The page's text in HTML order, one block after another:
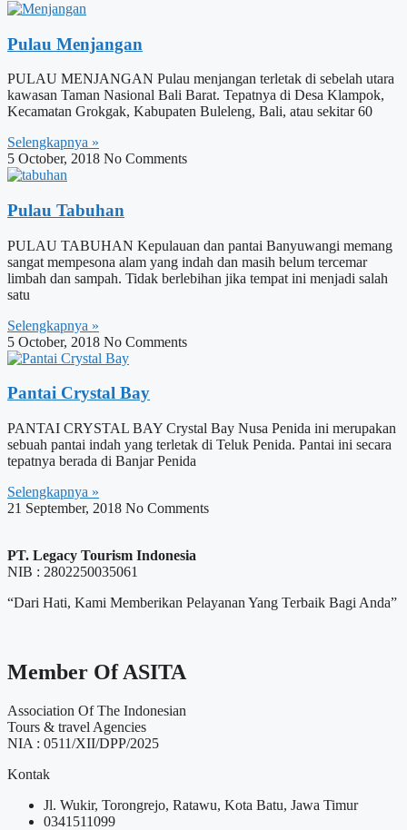
Pulau Menjangan
PULAU MENJANGAN Pulau menjangan terletak di sebelah utara
kawasan Taman Nasional Bali Barat. Tepatnya di Desa Klampok,
Kecamatan Grokgak, Kabupaten Buleleng, Bali, atau sekitar 60
Selengkapnya »
5 October, 2018 No Comments
Pulau Tabuhan
PULAU TABUHAN Kepulauan dan pantai Banyuwangi memang
sangat mempesona alam yang indah dan masih belum tercemar
limbah dan sampah. Tidak berlebihan jika tempat ini menjadi salah
satu
Selengkapnya »
5 October, 2018 No Comments
Pantai Crystal Bay
PANTAI CRYSTAL BAY Crystal Bay Nusa Penida ini merupakan
sebuah pantai indah yang terletak di Teluk Penida. Pantai ini secara
tepatnya berada di Banjar Penida
Selengkapnya »
21 September, 2018 No Comments
PT. Legacy Tourism Indonesia
NIB : 2802250035061
“Dari Hati, Kami Memberikan Pelayanan Yang Terbaik Bagi Anda”
Member Of ASITA
Association Of The Indonesian
Tours & travel Agencies
NIA : 0511/XII/DPP/2025
Kontak
Jl. Wukir, Torongrejo, Ratawu, Kota Batu, Jawa Timur
0341511099